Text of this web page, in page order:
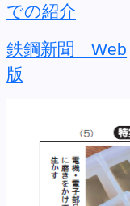
での紹介
鉄鋼新聞 Web
版